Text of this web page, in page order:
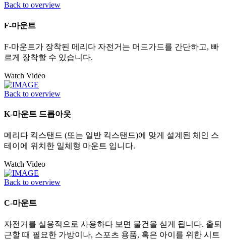
Back to overview
F-마운트
F-마운트가 장착된 메리다 자전거는 머드가드를 간단하고, 빠
르게 장착할 수 있습니다.
Watch Video
Back to overview
K-마운트 드롭아웃
메리다 킥스탠드 (또는 일반 킥스탠드)에 맞게 설계된 체인 스
테이에 위치한 일체형 마운트 입니다.
Watch Video
Back to overview
C-마운트
자전거를 실용적으로 사용하다 보면 물건을 싣게 됩니다. 출퇴
근할 때 필요한 가방이나, 스포츠 용품, 혹은 아이를 위한 시트